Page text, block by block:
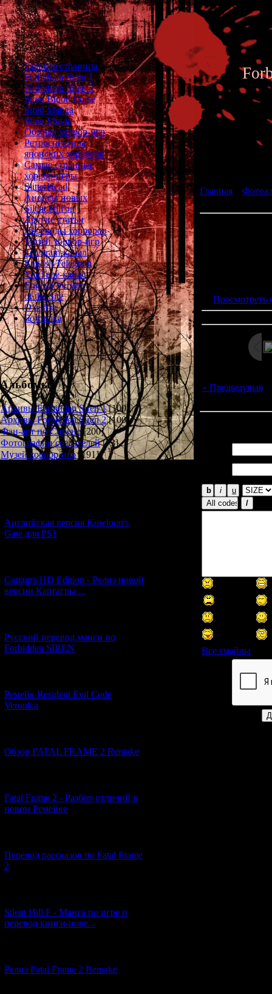
Главная страница
Forbidden Siren 1
Forbidden Siren 2
Siren Blood Curse
Siren Manga
Siren Movie
Обзоры хоррор-игр
Ретроспектива
японских хорроров
Самые странные
хоррор-игры
SlitterHead
Анонсы новых
Silent Hill'ов
Другие статьи
Переводы хорроров
Музей хоррор-игр
Telegram-канал
English Telegram
YouTube-канал
English Version
of the Site
О сайте
Болталка
Альбомы
Архивы Forbidden Siren 1 [100]
Архивы Forbidden Siren 2 [100]
Фан-арт по Сирене [200]
Фотографии создателей [73]
Музей хоррор-игр
[191]
Английская версия Kowloon's
Gate для PS1
Cartagra HD Edition - Релиз новой
версии Картагры ...
Русский перевод манги по
Forbidden SIREN
Ремейк Resident Evil Code
Veronica
Обзор FATAL FRAME 2 Remake
Fatal Frame 2 - Разбор отличий в
новом Ремейке
Перевод рассказов по Fatal Frame
2
Silent Hill F - Манга по игре и
перевод книги-нове...
Релиз Fatal Frame 2 Remake
Главная
Просмотреть
« Предыдущая|
Все смайлы